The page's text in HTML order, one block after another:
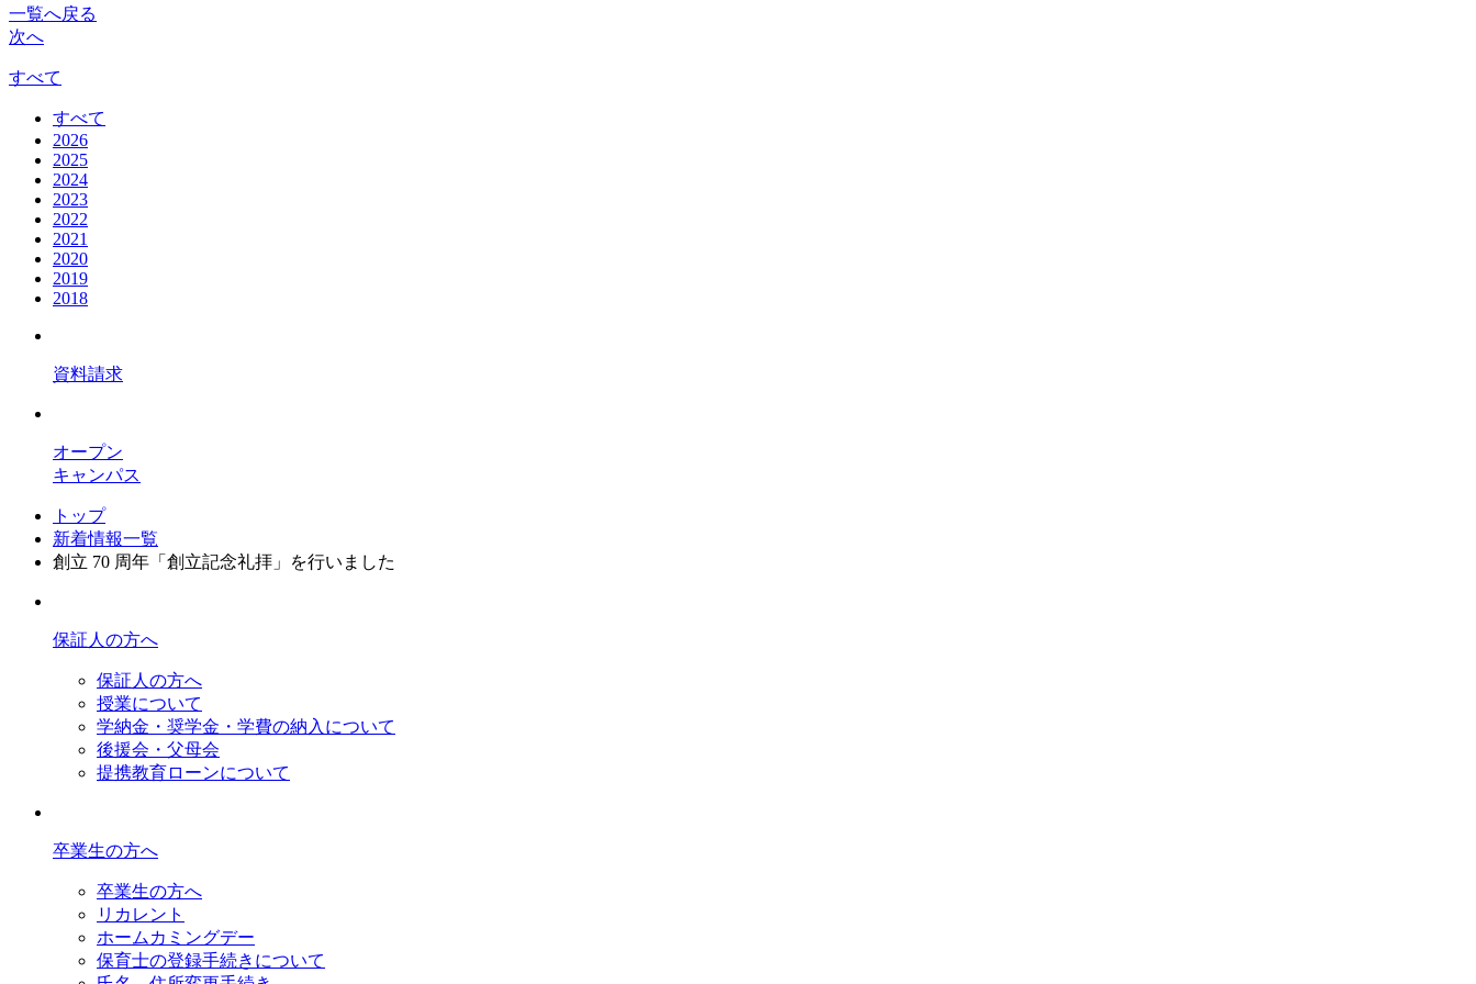
一覧へ戻る
次へ
すべて
すべて
2026
2025
2024
2023
2022
2021
2020
2019
2018
資料請求
オープン
キャンパス
トップ
新着情報一覧
創立 70 周年「創立記念礼拝」を行いました
保証人の方へ
保証人の方へ
授業について
学納金・奨学金・学費の納入について
後援会・父母会
提携教育ローンについて
卒業生の方へ
卒業生の方へ
リカレント
ホームカミングデー
保育士の登録手続きについて